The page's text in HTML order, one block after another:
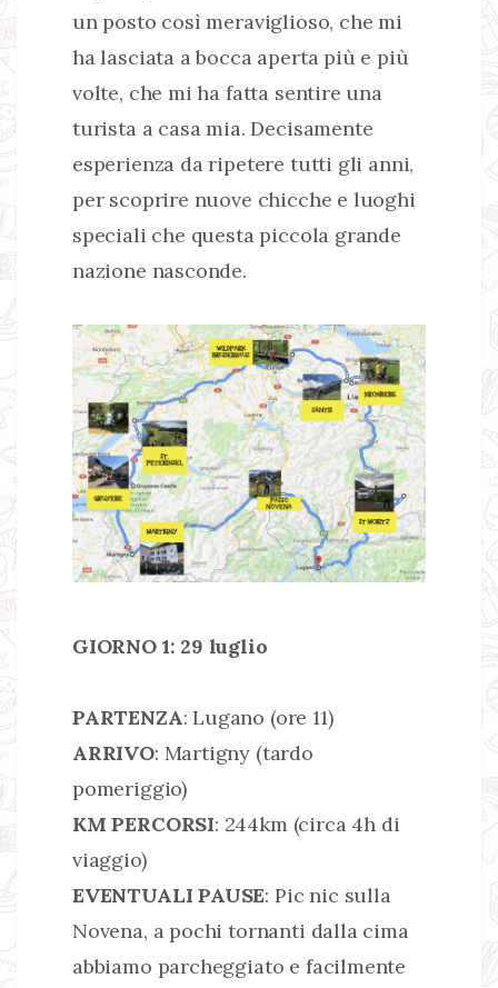
un posto così meraviglioso, che mi
ha lasciata a bocca aperta più e più
volte, che mi ha fatta sentire una
turista a casa mia. Decisamente
esperienza da ripetere tutti gli anni,
per scoprire nuove chicche e luoghi
speciali che questa piccola grande
nazione nasconde.
GIORNO 1: 29 luglio
PARTENZA: Lugano (ore 11)
ARRIVO: Martigny (tardo
pomeriggio)
KM PERCORSI: 244km (circa 4h di
viaggio)
EVENTUALI PAUSE: Pic nic sulla
Novena, a pochi tornanti dalla cima
abbiamo parcheggiato e facilmente